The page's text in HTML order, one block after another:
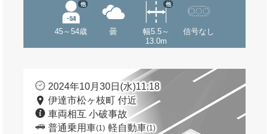
45～54歳
他
曇
幅5.5～
13.0m
他
信号なし
2024年10月30日(水)11:18
伊達市松ヶ枝町 付近
車両相互 小破事故
普通乗用車(1) 軽自動車(1)